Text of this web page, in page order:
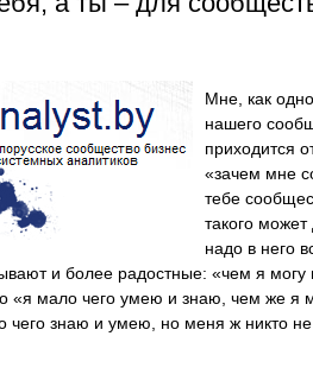
Мне, как
нашего
приходится
«зачем мне
тебе
такого
надо в него
и более радостные: «чем я
«я мало чего умею и знаю, чем же я
чего знаю и умею, но меня ж никто